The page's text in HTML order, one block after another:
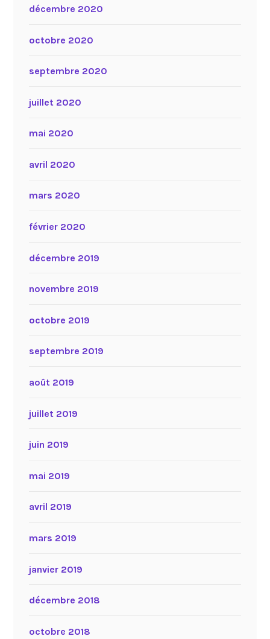
décembre 2020
octobre 2020
septembre 2020
juillet 2020
mai 2020
avril 2020
mars 2020
février 2020
décembre 2019
novembre 2019
octobre 2019
septembre 2019
août 2019
juillet 2019
juin 2019
mai 2019
avril 2019
mars 2019
janvier 2019
décembre 2018
octobre 2018